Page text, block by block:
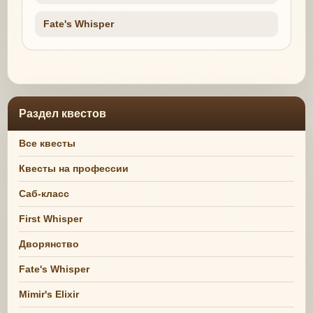
Fate's Whisper
Раздел квестов
Все квесты
Квесты на профессии
Саб-класс
First Whisper
Дворянство
Fate's Whisper
Mimir's Elixir